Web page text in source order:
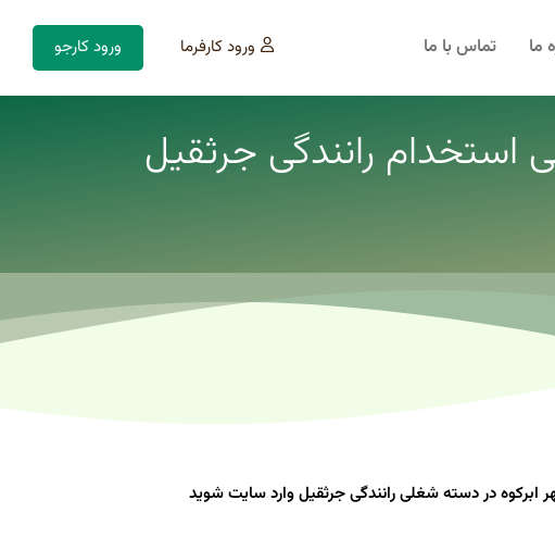
ما تماس با ما ورود کارفرما ورود کارجو
استخدام رانندگی جرثقیل
در دسته شغلی رانندگی جرثقیل وارد سایت شوید